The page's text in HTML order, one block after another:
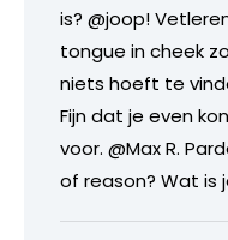
is? @joop!
tongue in cheek
niets hoeft te
Fijn dat je even
voor. @Max R.
of reason? Wat is